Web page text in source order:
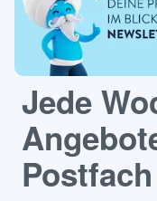
Jede
Postfach